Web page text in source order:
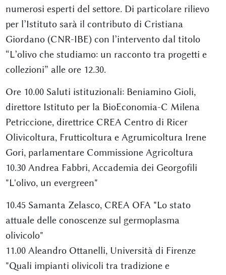
numerosi esperti del settore. Di particolare rilievo
per l’Istituto sarà il contributo di Cristiana
Giordano (CNR-IBE) con l’intervento dal titolo
“L’olivo che studiamo: un racconto tra progetti e
collezioni” alle ore 12.30.
Ore 10.00 Saluti istituzionali: Beniamino Gioli,
direttore Istituto per la BioEconomia-C Milena
Petriccione, direttrice CREA Centro di Ricer
Olivicoltura, Frutticoltura e Agrumicoltura Irene
Gori, parlamentare Commissione Agricoltura
10.30 Andrea Fabbri, Accademia dei Georgofili
"L'olivo, un evergreen"
10.45 Samanta Zelasco, CREA OFA "Lo stato
attuale delle conoscenze sul germoplasma
olivicolo"
11.00 Aleandro Ottanelli, Università di Firenze
"Quali impianti olivicoli tra tradizione e